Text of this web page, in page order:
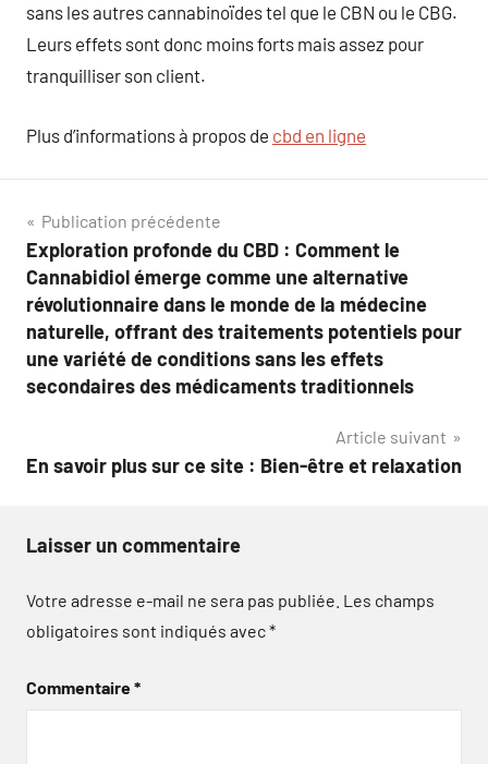
sans les autres cannabinoïdes tel que le CBN ou le CBG.
Leurs effets sont donc moins forts mais assez pour
tranquilliser son client.
Plus d’informations à propos de cbd en ligne
Navigation
de
l’article
Publication précédente
Exploration profonde du CBD : Comment le
Cannabidiol émerge comme une alternative
révolutionnaire dans le monde de la médecine
naturelle, offrant des traitements potentiels pour
une variété de conditions sans les effets
secondaires des médicaments traditionnels
Article suivant
En savoir plus sur ce site : Bien-être et relaxation
Laisser un commentaire
Votre adresse e-mail ne sera pas publiée. Les champs
obligatoires sont indiqués avec*
Commentaire*